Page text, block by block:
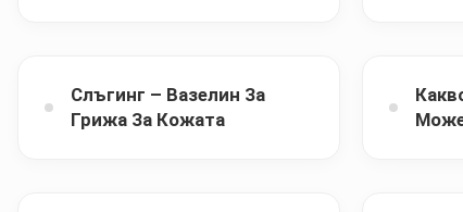
Слъгинг – Вазелин За
Грижа За Кожата